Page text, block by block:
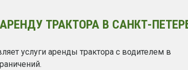
ТРАКТОРА В САНКТ-
услуги аренды трактора с водителем в